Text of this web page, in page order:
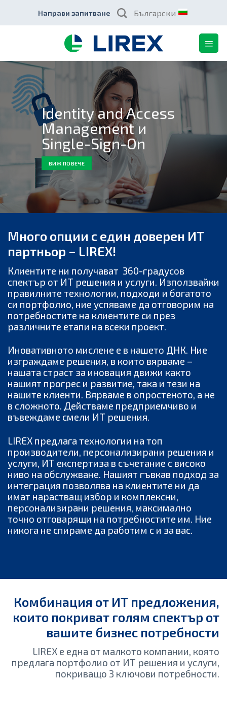
content
Направи запитване Български
Identity and Access
Management и
Single-Sign-On
ВИЖ ПОВЕЧЕ
Много опции с един доверен ИТ
партньор – LIREX!
Клиентите ни получават 360-градусов
спектър от ИТ решения и услуги. Използвайки
правилните технологии, подходи и богатото
си портфолио, ние успяваме да отговорим на
потребностите на клиентите си през
различните етапи на всеки проект.
Иновативното мислене e в нашето ДНК. Ние
изграждаме решения, в които вярваме –
нашата страст за иновация движи както
нашият прогрес и развитие, така и тези на
нашите клиенти. Вярваме в опростеното, а не
в сложното. Действаме предприемчиво и
въвеждаме смели ИТ решения.
LIREX предлага технологии на топ
производители, персонализирани решения и
услуги, ИТ експертиза в съчетание с високо
ниво на обслужване. Нашият гъвкав подход за
интеграция позволява на клиентите ни да
имат нарастващ избор и комплексни,
персонализирани решения, максимално
точно отговарящи на потребностите им. Ние
никога не спираме да работим с и за вас.
Комбинация от ИТ предложения,
които покриват голям спектър от
вашите бизнес потребности
LIREX е една от малкото компании, която
предлага портфолио от ИТ решения и услуги,
покриващо 3 ключови потребности.